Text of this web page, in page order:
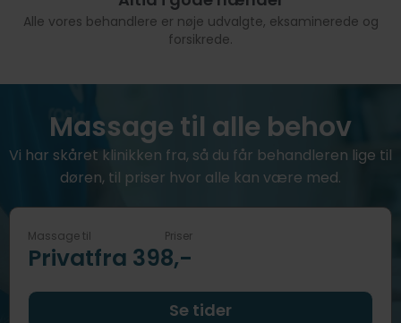
Alle vores behandlere er nøje udvalgte, eksaminerede og
forsikrede.
Massage til alle behov
Vi har skåret klinikken fra, så du får behandleren lige til
døren, til priser hvor alle kan være med.
Massage til
Privat
Priser
fra 398,-
Se tider